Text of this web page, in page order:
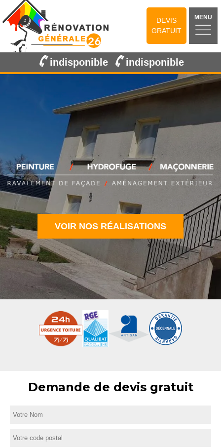
DEVIS
GRATUIT
MENU
indisponible indisponible
VOIR NOS RÉALISATIONS
Demande de devis gratuit